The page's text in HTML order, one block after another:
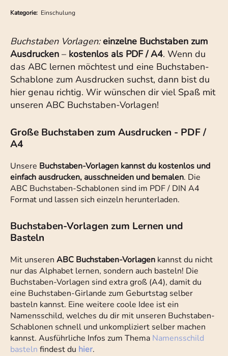
Kategorie: Einschulung
Buchstaben Vorlagen:einzelne Buchstaben zum
Ausdrucken – kostenlos als PDF / A4. Wenn du
das ABC lernen möchtest und eine Buchstaben-
Schablone zum Ausdrucken suchst, dann bist du
hier genau richtig. Wir wünschen dir viel Spaß mit
unseren ABC Buchstaben-Vorlagen!
Große Buchstaben zum Ausdrucken - PDF /
A4
Unsere Buchstaben-Vorlagen kannst du kostenlos und
einfach ausdrucken, ausschneiden und bemalen. Die
ABC Buchstaben-Schablonen sind im PDF / DIN A4
Format und lassen sich einzeln herunterladen.
Buchstaben-Vorlagen zum Lernen und
Basteln
Mit unseren ABC Buchstaben-Vorlagen kannst du nicht
nur das Alphabet lernen, sondern auch basteln! Die
Buchstaben-Vorlagen sind extra groß (A4), damit du
eine Buchstaben-Girlande zum Geburtstag selber
basteln kannst. Eine weitere coole Idee ist ein
Namensschild, welches du dir mit unseren Buchstaben-
Schablonen schnell und unkompliziert selber machen
kannst. Ausführliche Infos zum Thema Namensschild
basteln findest du hier.